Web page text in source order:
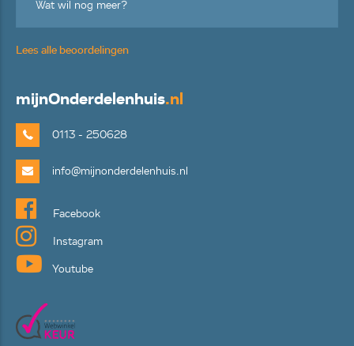
Wat wil nog meer?
Lees alle beoordelingen
mijnOnderdelenhuis.nl
0113 - 250628
info@mijnonderdelenhuis.nl
Facebook
Instagram
Youtube